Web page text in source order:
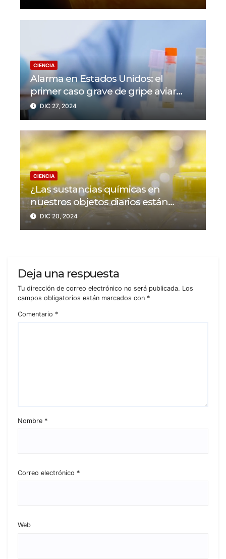
CIENCIA
Alarma en Estados Unidos: el
primer caso grave de gripe aviar
muestra una peligrosa mutación
DIC 27, 2024
CIENCIA
¿Las sustancias químicas en
nuestros objetos diarios están
detrás de cientos de miles de
muertes y millones de
DIC 20, 2024
Deja una respuesta
Tu dirección de correo electrónico no será publicada. Los
campos obligatorios están marcados con *
Comentario *
Nombre *
Correo electrónico *
Web